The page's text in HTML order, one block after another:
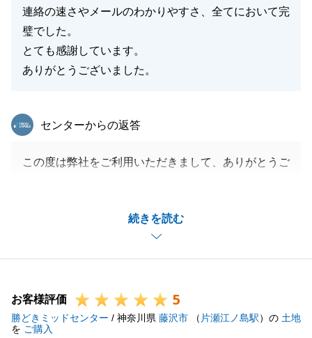
連絡の速さやメールのわかりやすさ、全てにおいて完
璧でした。
とても感謝しています。
ありがとうございました。
続きを読む
東急リバブル
センターからの返答
この度は弊社をご利用いただきまして、ありがとうご
不動産の事でご相談がありましたら、いつでもお気軽
にご連絡下さい。
お客様評価 5
勝どきミッドセンター / 神奈川県 藤沢市 （ 片瀬江ノ島駅）の 土地
を ご購入